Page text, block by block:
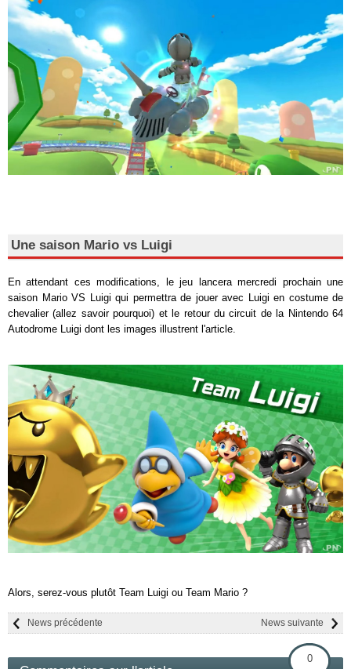
Une saison Mario vs Luigi
En attendant ces modifications, le jeu lancera mercredi prochain une
saison Mario VS Luigi qui permettra de jouer avec Luigi en costume de
chevalier (allez savoir pourquoi) et le retour du circuit de la Nintendo 64
Autodrome Luigi dont les images illustrent l'article.
Alors, serez-vous plutôt Team Luigi ou Team Mario ?
News suivante
News précédente
0